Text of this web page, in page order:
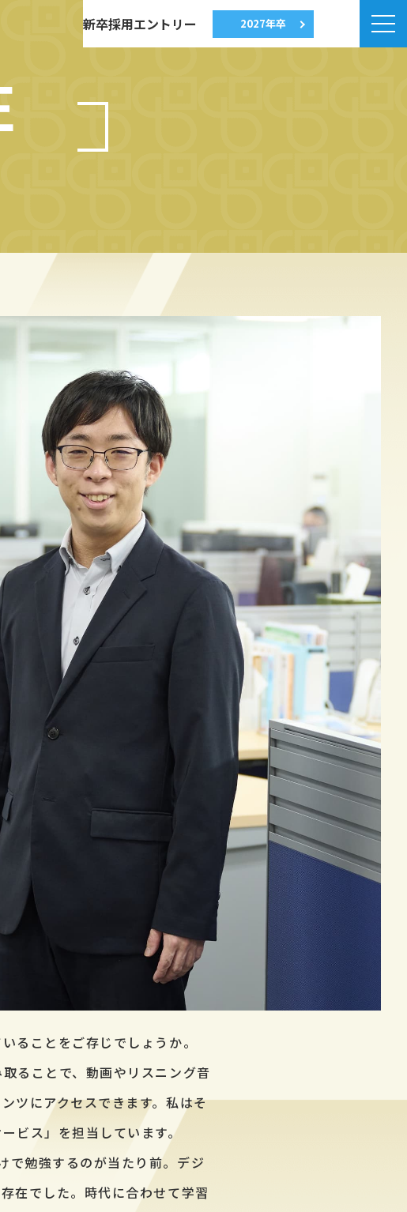
新卒採用エントリー 2027年卒
ることをご存じでしょうか。
ることで、動画やリスニング音
ツにアクセスできます。私はそ
ビス」を担当しています。
で勉強するのが当たり前。デジ
在でした。時代に合わせて学習